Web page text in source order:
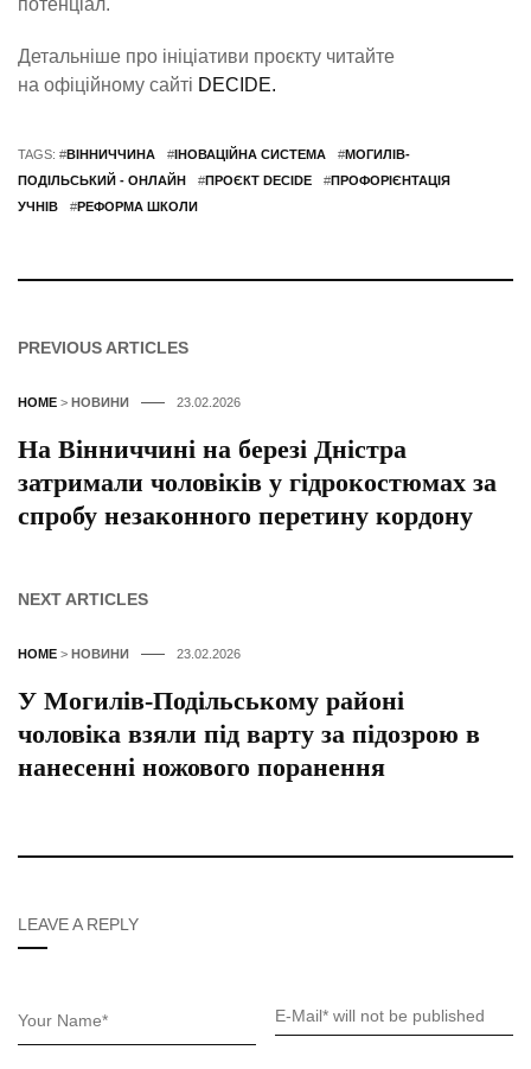
потенціал.
Детальніше про ініціативи проєкту читайте
на офіційному сайті DECIDE.
TAGS: #ВІННИЧЧИНА #ІНОВАЦІЙНА СИСТЕМА #МОГИЛІВ-
ПОДІЛЬСЬКИЙ - ОНЛАЙН
#ПРОЄКТ DECIDE #ПРОФОРІЄНТАЦІЯ
УЧНІВ
#РЕФОРМА ШКОЛИ
PREVIOUS ARTICLES
HOME > НОВИНИ 23.02.2026
На Вінниччині на березі Дністра
затримали чоловіків у гідрокостюмах за
спробу незаконного перетину кордону
NEXT ARTICLES
HOME > НОВИНИ 23.02.2026
У Могилів-Подільському районі
чоловіка взяли під варту за підозрою в
нанесенні ножового поранення
LEAVE A REPLY